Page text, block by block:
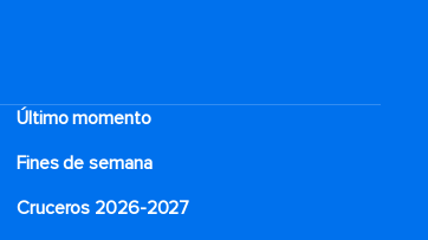
Último momento
Fines de semana
Cruceros 2026-2027